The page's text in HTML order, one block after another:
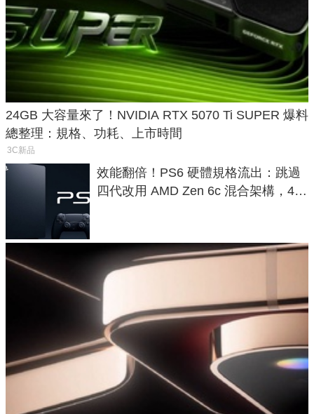
24GB 大容量來了！NVIDIA RTX 5070 Ti SUPER 爆料
總整理：規格、功耗、上市時間
3C新品
效能翻倍！PS6 硬體規格流出：跳過
四代改用 AMD Zen 6c 混合架構，4K